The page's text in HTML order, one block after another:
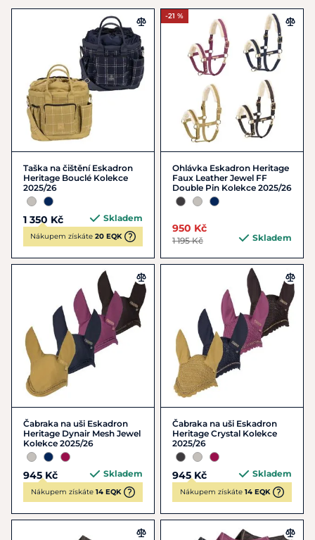
Taška na čištění Eskadron
Heritage Bouclé Kolekce
2025/26
1 350 Kč Skladem
Nákupem získáte 20 EQK
-21 %
Ohlávka Eskadron Heritage
Faux Leather Jewel FF
Double Pin Kolekce 2025/26
950 Kč
1 195 Kč Skladem
Čabraka na uši Eskadron
Heritage Dynair Mesh Jewel
Kolekce 2025/26
945 Kč Skladem
Nákupem získáte 14 EQK
Čabraka na uši Eskadron
Heritage Crystal Kolekce
2025/26
945 Kč Skladem
Nákupem získáte 14 EQK